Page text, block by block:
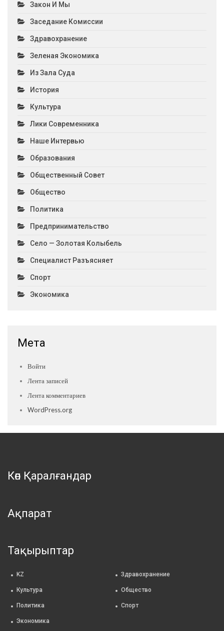
Закон И Мы
Заседание Комиссии
Здравохранение
Зеленая Экономика
Из Зала Суда
История
Культура
Лики Современника
Наше Интервью
Образования
Общественный Совет
Общество
Политика
Предпринимательство
Село — Золотая Колыбель
Специалист Разъясняет
Спорт
Экономика
Мета
Войти
Лента записей
Лента комментариев
WordPress.org
Көп Қаралғандар
Ақпарат
Тақырыптар
KZ Здравохранение
Культура Общество
Политика Спорт
Экономика